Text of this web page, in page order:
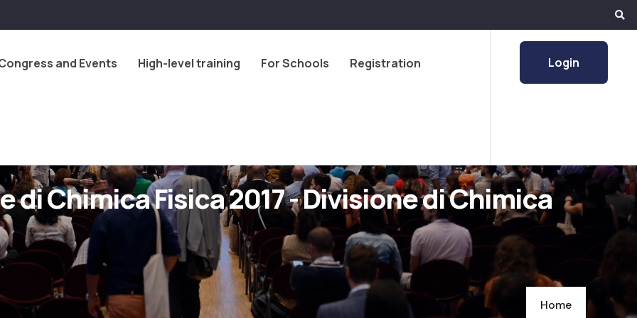
and Events High-level training For Schools Registration Login
Chimica Fisica 2017 - Divisione di Chimica
Home